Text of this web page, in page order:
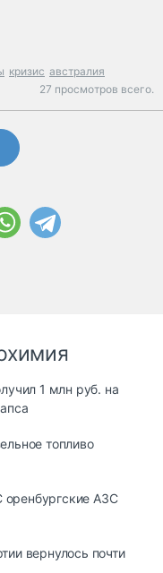
кризис австралия
27 просмотров всего.
1 млн руб. на
топливо
АЗС
вернулось почти